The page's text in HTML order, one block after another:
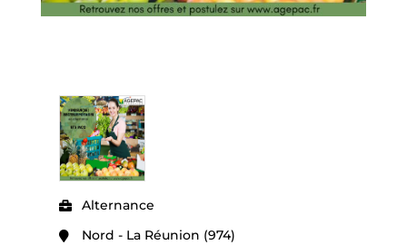
Alternance
Nord - La Réunion (974)